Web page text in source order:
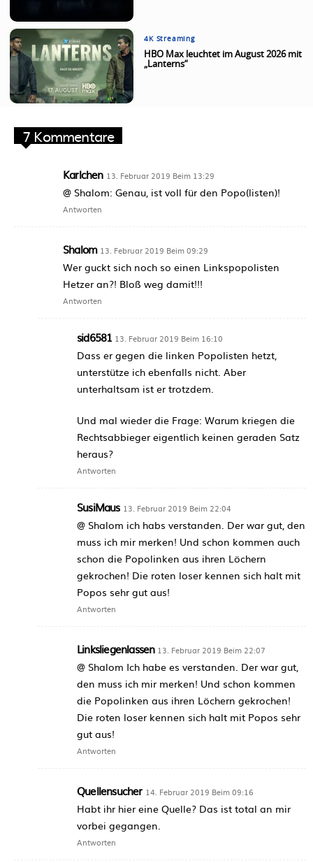
4K Streaming
HBO Max leuchtet im August 2026 mit
„Lanterns“
7 Kommentare
Karlchen 13. Februar 2019 Beim 13:29
@ Shalom: Genau, ist voll für den Popo(listen)!
Antworten
Shalom 13. Februar 2019 Beim 09:29
Wer guckt sich noch so einen Linkspopolisten
Hetzer an?! Bloß weg damit!!!
Antworten
sid6581 13. Februar 2019 Beim 16:10
Dass er gegen die linken Popolisten hetzt,
unterstütze ich ebenfalls nicht. Aber
unterhaltsam ist er trotzdem.
Und mal wieder die Frage: Warum kriegen die
Rechtsabbieger eigentlich keinen geraden Satz
heraus?
Antworten
SusiMaus 13. Februar 2019 Beim 22:04
@ Shalom ich habs verstanden. Der war gut, den
muss ich mir merken! Und schon kommen auch
schon die Popolinken aus ihren Löchern
gekrochen! Die roten loser kennen sich halt mit
Popos sehr gut aus!
Antworten
Linksliegenlassen 13. Februar 2019 Beim 22:07
@ Shalom Ich habe es verstanden. Der war gut,
den muss ich mir merken! Und schon kommen
die Popolinken aus ihren Löchern gekrochen!
Die roten loser kennen sich halt mit Popos sehr
gut aus!
Antworten
Quellensucher 14. Februar 2019 Beim 09:16
Habt ihr hier eine Quelle? Das ist total an mir
vorbei gegangen.
Antworten